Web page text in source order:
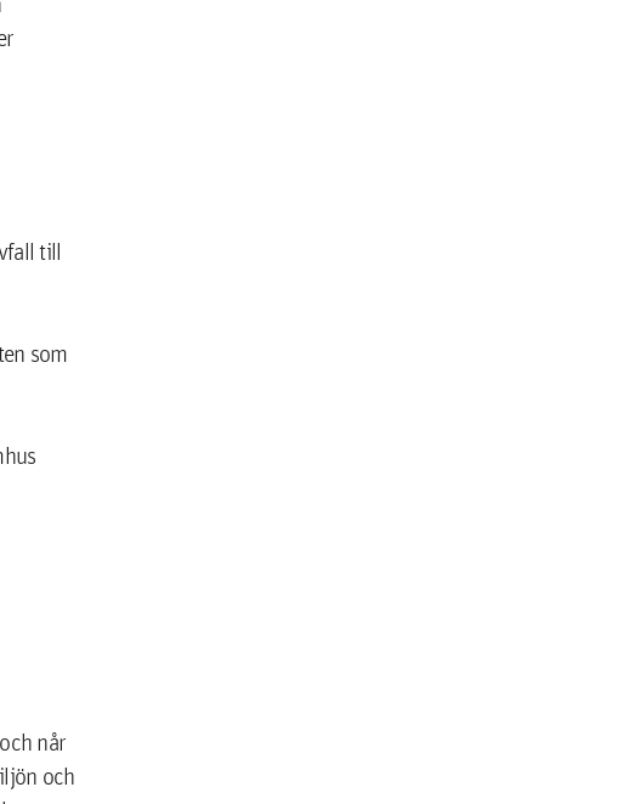
till
som
når
och